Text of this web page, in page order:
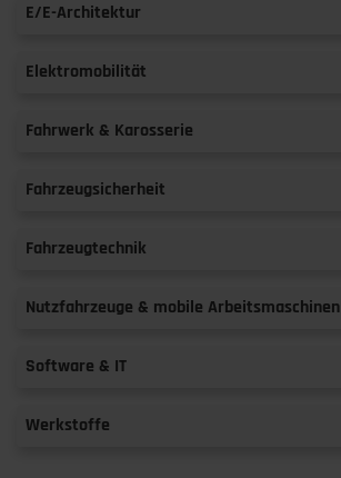
E/E-Architektur
Elektromobilität
Fahrwerk & Karosserie
Fahrzeugsicherheit
Fahrzeugtechnik
Nutzfahrzeuge & mobile Arbeitsmaschinen
Software & IT
Werkstoffe